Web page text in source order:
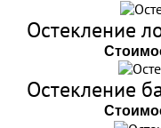
Остекление
Остекление